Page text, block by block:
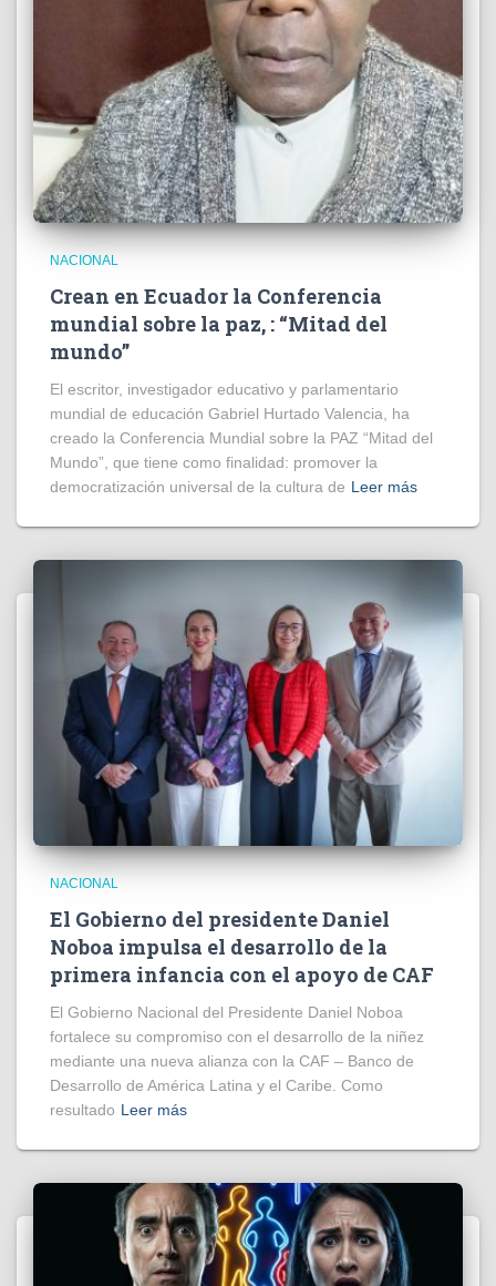
NACIONAL
Crean en Ecuador la Conferencia
mundial sobre la paz, : “Mitad del
mundo”
El escritor, investigador educativo y parlamentario
mundial de educación Gabriel Hurtado Valencia, ha
creado la Conferencia Mundial sobre la PAZ “Mitad del
Mundo”, que tiene como finalidad: promover la
democratización universal de la cultura de Leer más
NACIONAL
El Gobierno del presidente Daniel
Noboa impulsa el desarrollo de la
primera infancia con el apoyo de CAF
El Gobierno Nacional del Presidente Daniel Noboa
fortalece su compromiso con el desarrollo de la niñez
mediante una nueva alianza con la CAF – Banco de
Desarrollo de América Latina y el Caribe. Como
resultado Leer más